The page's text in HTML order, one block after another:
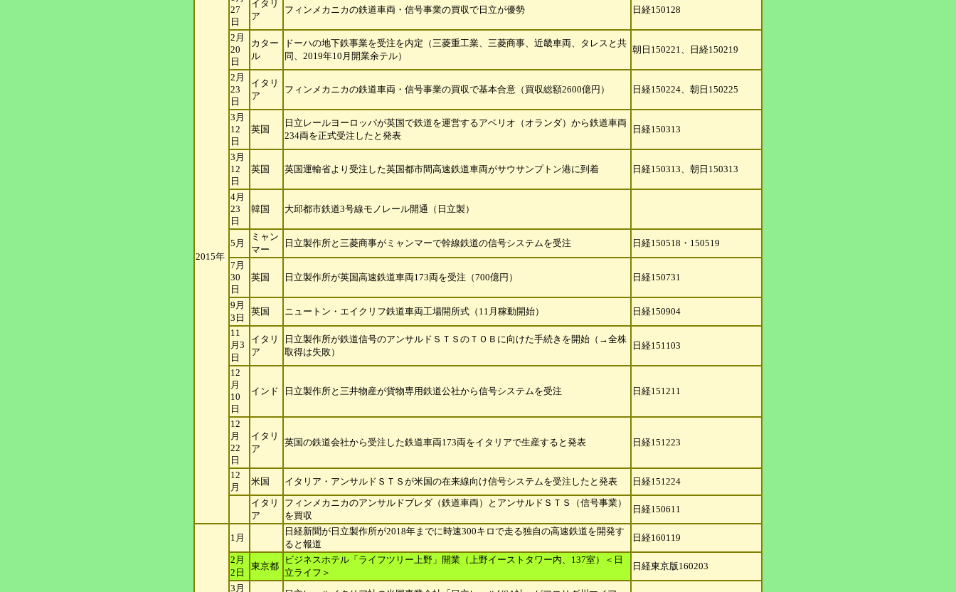
2015年
27
日
イタリ
ア
フィンメカニカの鉄道車両・信号事業の買収で日立が優勢 日経150128
2月
20
日
カター
ル
ドーハの地下鉄事業を受注を内定（三菱重工業、三菱商事、近畿車両、タレスと 共
同、2019年10月開業余テル）
朝日150221、日経150219
2月
23
日
イタリ
ア
フィンメカニカの鉄道車両・信号事業の買収で基本合意（買収総額2600億円） 日経150224、朝日150225
3月
12
日
英国
日立レールヨーロッパが英国で鉄道を運営するアベリオ（オランダ）から鉄道車両
234両を正式受注したと発表
日経150313
3月
12
日
英国 英国運輸省より受注した英国都市間高速鉄道車両がサウサンプトン港に到着 日経150313、朝日150313
4月
23
日
韓国 大邱都市鉄道3号線モノレール開通（日立製）
5月
ミャン
マー
日立製作所と三菱商事がミャンマーで幹線鉄道の信号システムを受注 日経150518・150519
7月
30
日
英国 日立製作所が英国高速鉄道車両173両を受注（700億円） 日経150731
9月
3日
英国 ニュートン・エイクリフ鉄道車両工場開所式（11月稼動開始）
日経150904
11
月3
日
イタリ
ア
日立製作所が鉄道信号のアンサルドＳＴＳのＴＯＢに向けた手続きを開始（→全株
取得は失敗）
日経151103
12
月
10
日
インド 日立製作所と三井物産が貨物専用鉄道公社から信号システムを受注 日経151211
12
月
22
日
イタリ
ア
英国の鉄道会社から受注した鉄道車両173両をイタリアで生産すると発表 日経151223
12
月
米国 イタリア・アンサルドＳＴＳが米国の在来線向け信号システムを受注したと発表
日経151224
イタリ
ア
フィンメカニカのアンサルドブレダ（鉄道車両）とアンサルドＳＴＳ（信号事業）
を買収
日経150611
1月
日経新聞が日立製作所が2018年までに時速300キロで走る独自の高速鉄道を開発す
ると報道
日経160119
2月
2日
東京都
ビジネスホテル「ライフツリー上野」開業（上野イーストタワー内、137室）＜日
立ラ イフ＞
日経東京版160203
3月